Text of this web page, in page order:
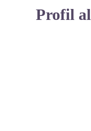
Profil